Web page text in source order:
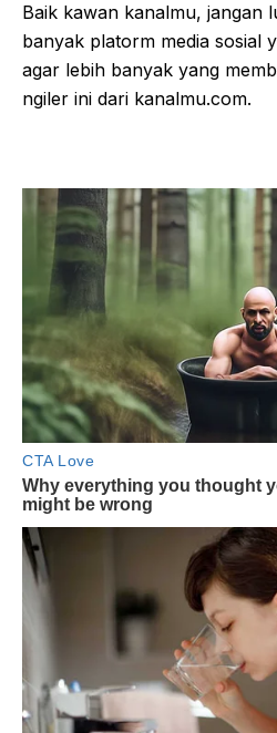
Baik kawan kanalmu, jangan
banyak platorm media sosial
agar lebih banyak yang
ngiler ini dari kanalmu.com.